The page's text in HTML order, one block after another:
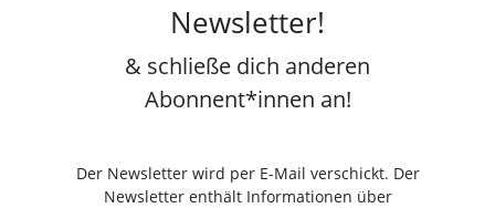
Newsletter!
& schließe dich anderen
Abonnent*innen an!
Der Newsletter wird per E-Mail verschickt. Der
Newsletter enthält Informationen über